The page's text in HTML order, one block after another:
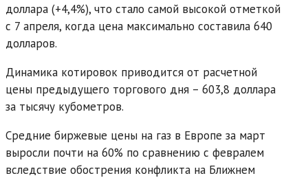
доллара (+4,4%), что стало самой высокой отметкой
с 7 апреля, когда цена максимально составила 640
долларов.
Динамика котировок приводится от расчетной
цены предыдущего торгового дня – 603,8 доллара
за тысячу кубометров.
Средние биржевые цены на газ в Европе за март
выросли почти на 60% по сравнению с февралем
вследствие обострения конфликта на Ближнем